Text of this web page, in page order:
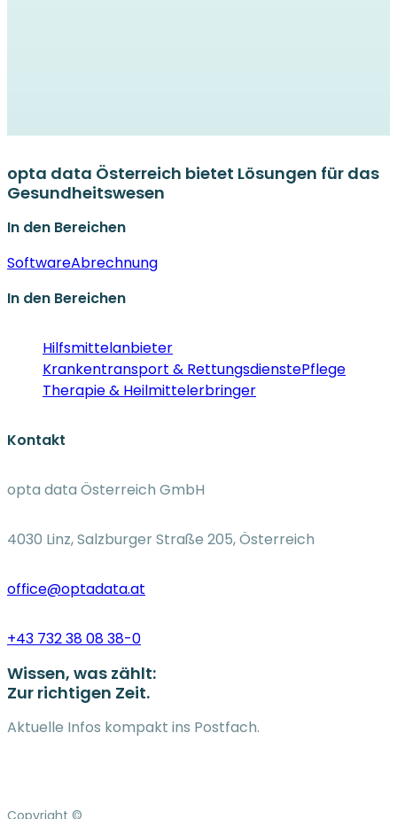
opta data Österreich bietet Lösungen für das
Gesundheitswesen
In den Bereichen
SoftwareAbrechnung
In den Bereichen
Hilfsmittelanbieter
Krankentransport & RettungsdienstePflege
Therapie & Heilmittelerbringer
Kontakt
opta data Österreich GmbH
4030 Linz, Salzburger Straße 205, Österreich
office@optadata.at
+43 732 38 08 38-0
Wissen, was zählt:
Zur richtigen Zeit.
Aktuelle Infos kompakt ins Postfach.
Copyright ©